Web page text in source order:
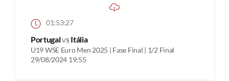
01:53:27
Portugalvs Itália
U19 WSE Euro Men 2025 | Fase Final | 1/2 Final
29/08/2024 19:55